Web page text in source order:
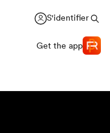
S'identifier
Get the app